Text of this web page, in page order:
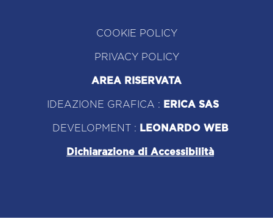
COOKIE POLICY
PRIVACY POLICY
AREA RISERVATA
IDEAZIONE GRAFICA : ERICA SAS
DEVELOPMENT : LEONARDO WEB
Dichiarazione di Accessibilità